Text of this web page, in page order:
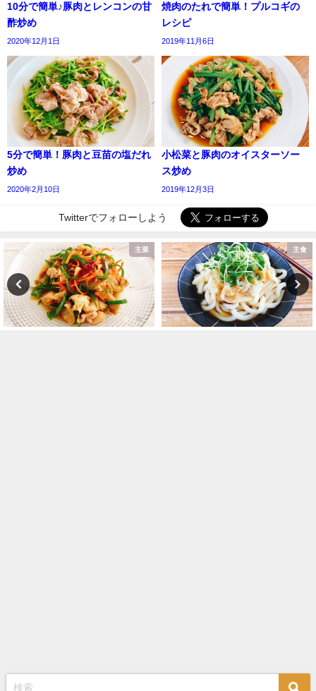
10分で簡単♪豚肉とレンコンの甘
酢炒め
2020年12月1日
焼肉のたれで簡単！プルコギの
レシピ
2019年11月6日
5分で簡単！豚肉と豆苗の塩だれ
炒め
2020年2月10日
小松菜と豚肉のオイスターソー
ス炒め
2019年12月3日
Twitterでフォローしよう
主菜 主食